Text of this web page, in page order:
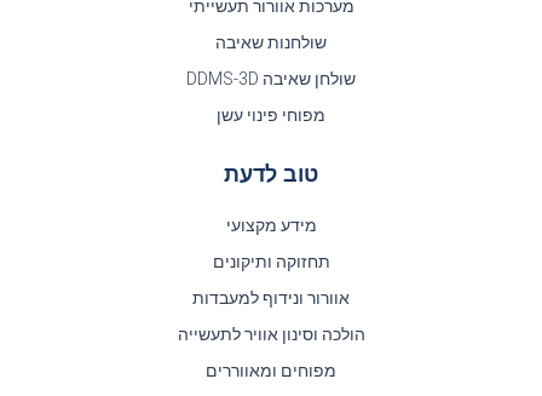
מערכות אוורור תעשייתי
שולחנות שאיבה
שולחן שאיבה DDMS-3D
מפוחי פינוי עשן
טוב לדעת
מידע מקצועי
תחזוקה ותיקונים
אוורור ונידוף למעבדות
הולכה וסינון אוויר לתעשייה
מפוחים ומאווררים